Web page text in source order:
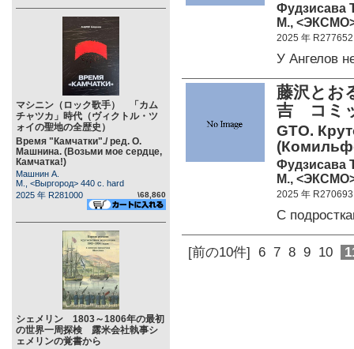
マシニン（ロック歌手） 「カム
チャツカ」時代（ヴィクトル・ツ
ォイの聖地の全歴史）
Время "Камчатки"./ ред. О.
Машнина. (Возьми мое сердце,
Камчатка!)
Машнин А.
М., <Выргород> 440 c. hard
2025 年 R281000
\68,860
シェメリン 1803～1806年の最初
の世界一周探検 露米会社執事シ
ェメリンの覚書から
Фудзисава
М.,
2025 年 R277652
У Ангелов
藤沢と
吉 コミ
GTO.
Фудзисава
М.,
2025 年 R270693
С
[前の10件] 6 7 8 9 10